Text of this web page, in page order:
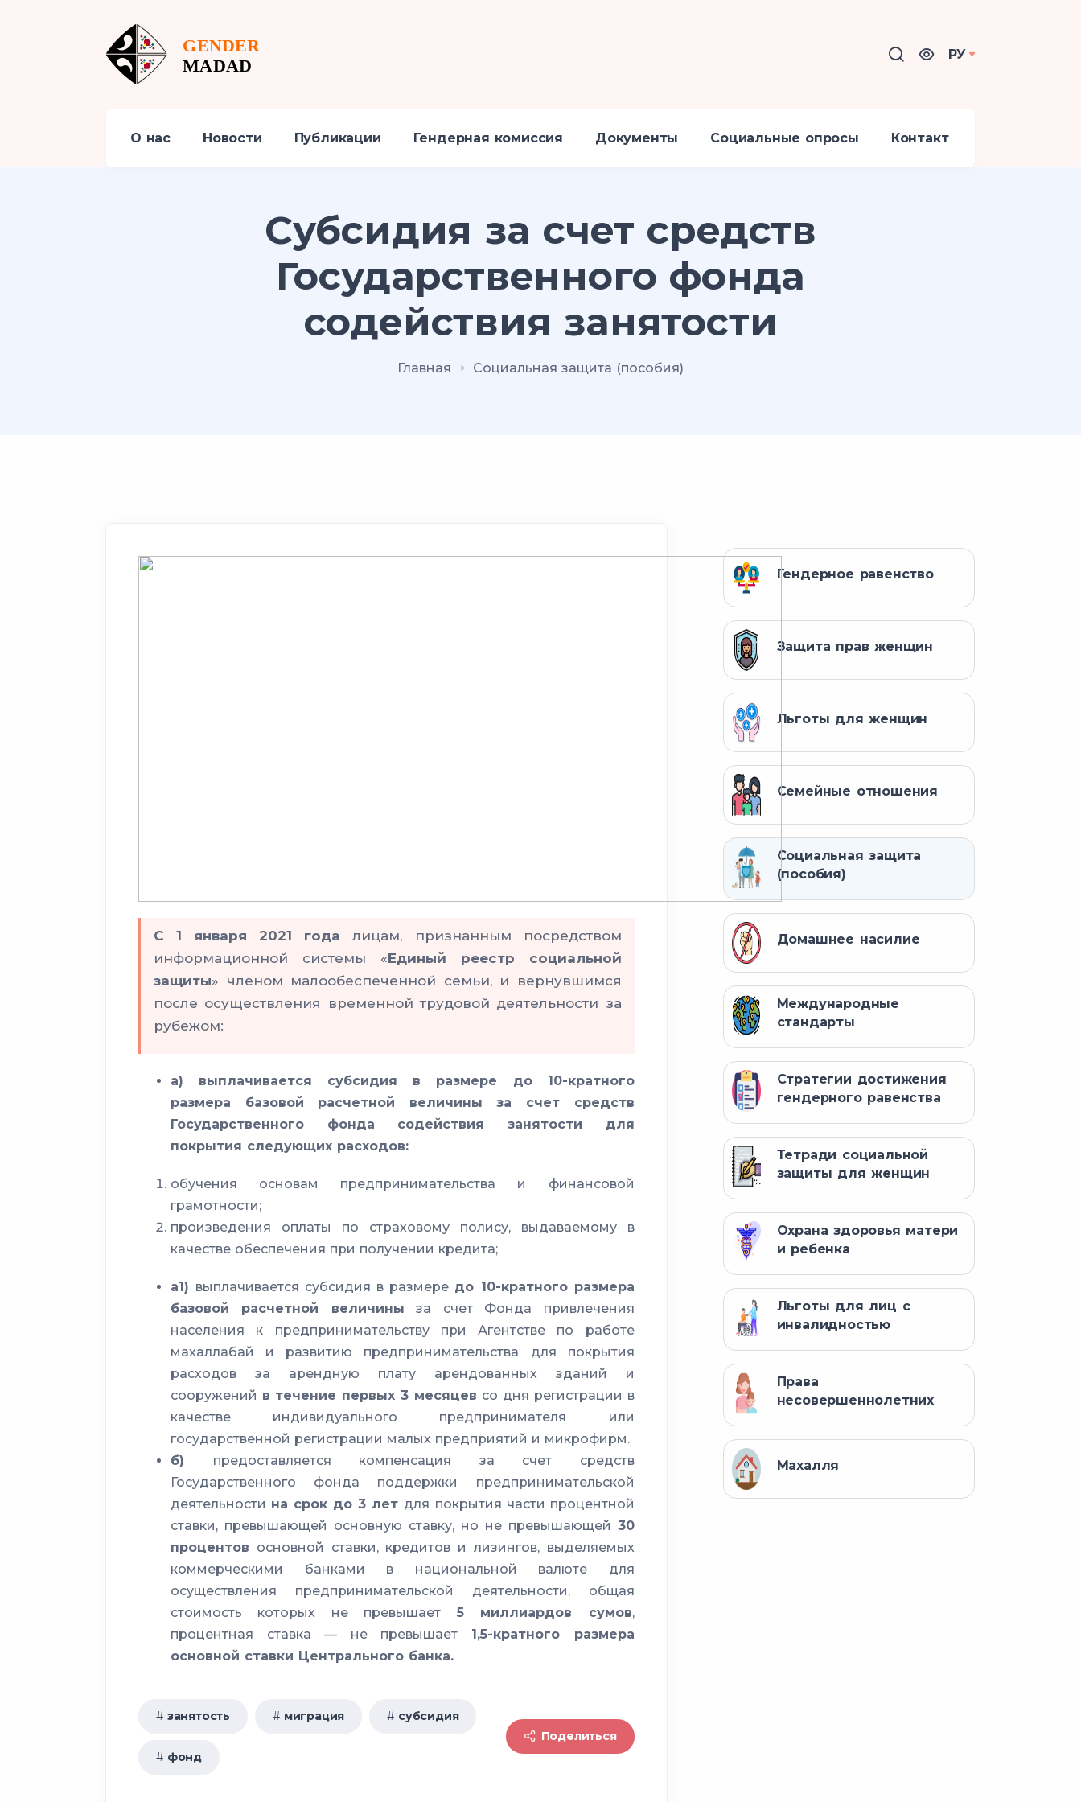
РУ
О нас Новости Публикации Гендерная комиссия Документы Социальные опросы Контакт
Субсидия за счет средств
Государственного фонда
содействия занятости
Главная Социальная защита (пособия)
С 1 января 2021 годалицам, признанным посредством
информационной системы «Единый реестр социальной
защиты» членом малообеспеченной семьи, и вернувшимся
после осуществления временной трудовой деятельности за
рубежом:
а) выплачивается субсидия в размере до 10-кратного
размера базовой расчетной величины за счет средств
Государственного фонда содействия занятости для
покрытия следующих расходов:
обучения основам предпринимательства и финансовой
грамотности;
произведения оплаты по страховому полису, выдаваемому в
качестве обеспечения при получении кредита;
а1) выплачивается субсидия в размере до 10-кратного размера
базовой расчетной величины за счет Фонда привлечения
населения к предпринимательству при Агентстве по работе
махаллабай и развитию предпринимательства для покрытия
расходов за арендную плату арендованных зданий и
сооружений в течение первых 3 месяцев со дня регистрации в
качестве индивидуального предпринимателя или
государственной регистрации малых предприятий и микрофирм.
б) предоставляется компенсация за счет средств
Государственного фонда поддержки предпринимательской
деятельности на срок до 3 лет для покрытия части процентной
ставки, превышающей основную ставку, но не превышающей 30
процентов основной ставки, кредитов и лизингов, выделяемых
коммерческими банками в национальной валюте для
осуществления предпринимательской деятельности, общая
стоимость которых не превышает 5 миллиардов сумов,
процентная ставка — не превышает 1,5-кратного размера
основной ставки Центрального банка.
занятость миграция субсидия
фонд
Поделиться
Гендерное равенство
Защита прав женщин
Льготы для женщин
Семейные отношения
Социальная защита
(пособия)
Домашнее насилие
Международные
стандарты
Стратегии достижения
гендерного равенства
Тетради социальной
защиты для женщин
Охрана здоровья матери
и ребенка
Льготы для лиц с
инвалидностью
Права
несовершеннолетних
Махалля